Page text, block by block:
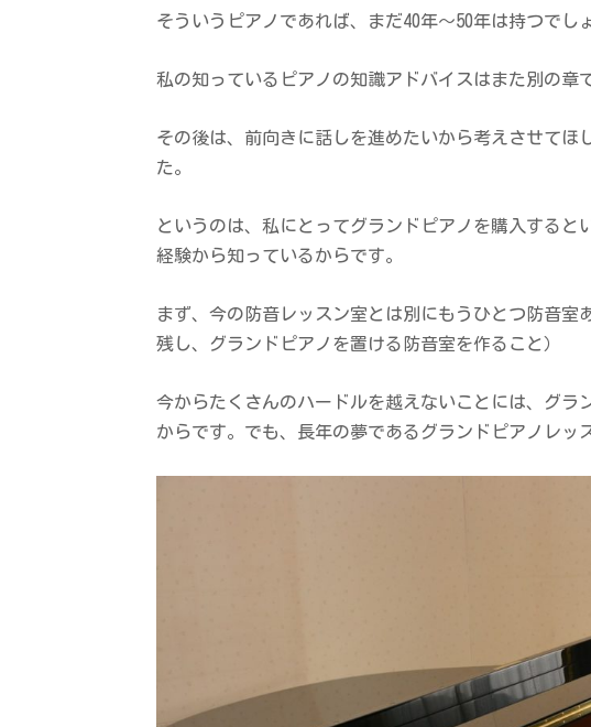
そういうピアノであれば、まだ40年～50年は持つでし
私の知っているピアノの知識アドバイスはまた別の章
その後は、前向きに話しを進めたいから考えさせてほ
た。
というのは、私にとってグランドピアノを購入する
経験から知っているからです。
まず、今の防音レッスン室とは別にもうひとつ防音
残し、グランドピアノを置ける防音室を作ること）
今からたくさんのハードルを越えないことには、グラ
からです。でも、長年の夢であるグランドピアノレッ